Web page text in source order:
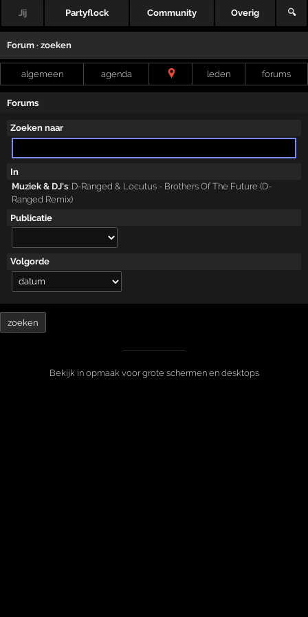
Jij Partyflock Community Overig 🔍
Forum · zoeken
algemeen agenda leden forums
Forums
Zoeken naar
In
Muziek & DJ's: D-Ranged & Locutus - Brothers Of The Future (D-
Ranged Remix)
Publicatie
Volgorde
Bekijk in opmaak voor grote schermen en desktops